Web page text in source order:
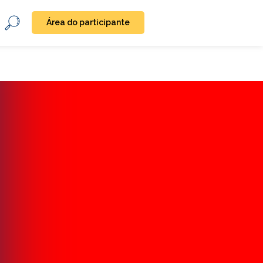
Área do participante